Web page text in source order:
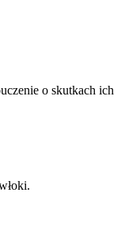
o skutkach ich